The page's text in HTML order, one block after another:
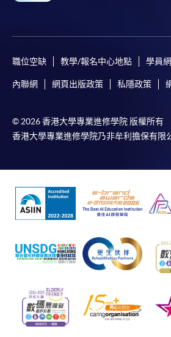
職位空缺 教學/報名中心地點 學員
內聯網 網頁出版政策 私隱政策
© 2026 香港大學專業進修學院 版權所有
香港大學專業進修學院乃非牟利擔保有限